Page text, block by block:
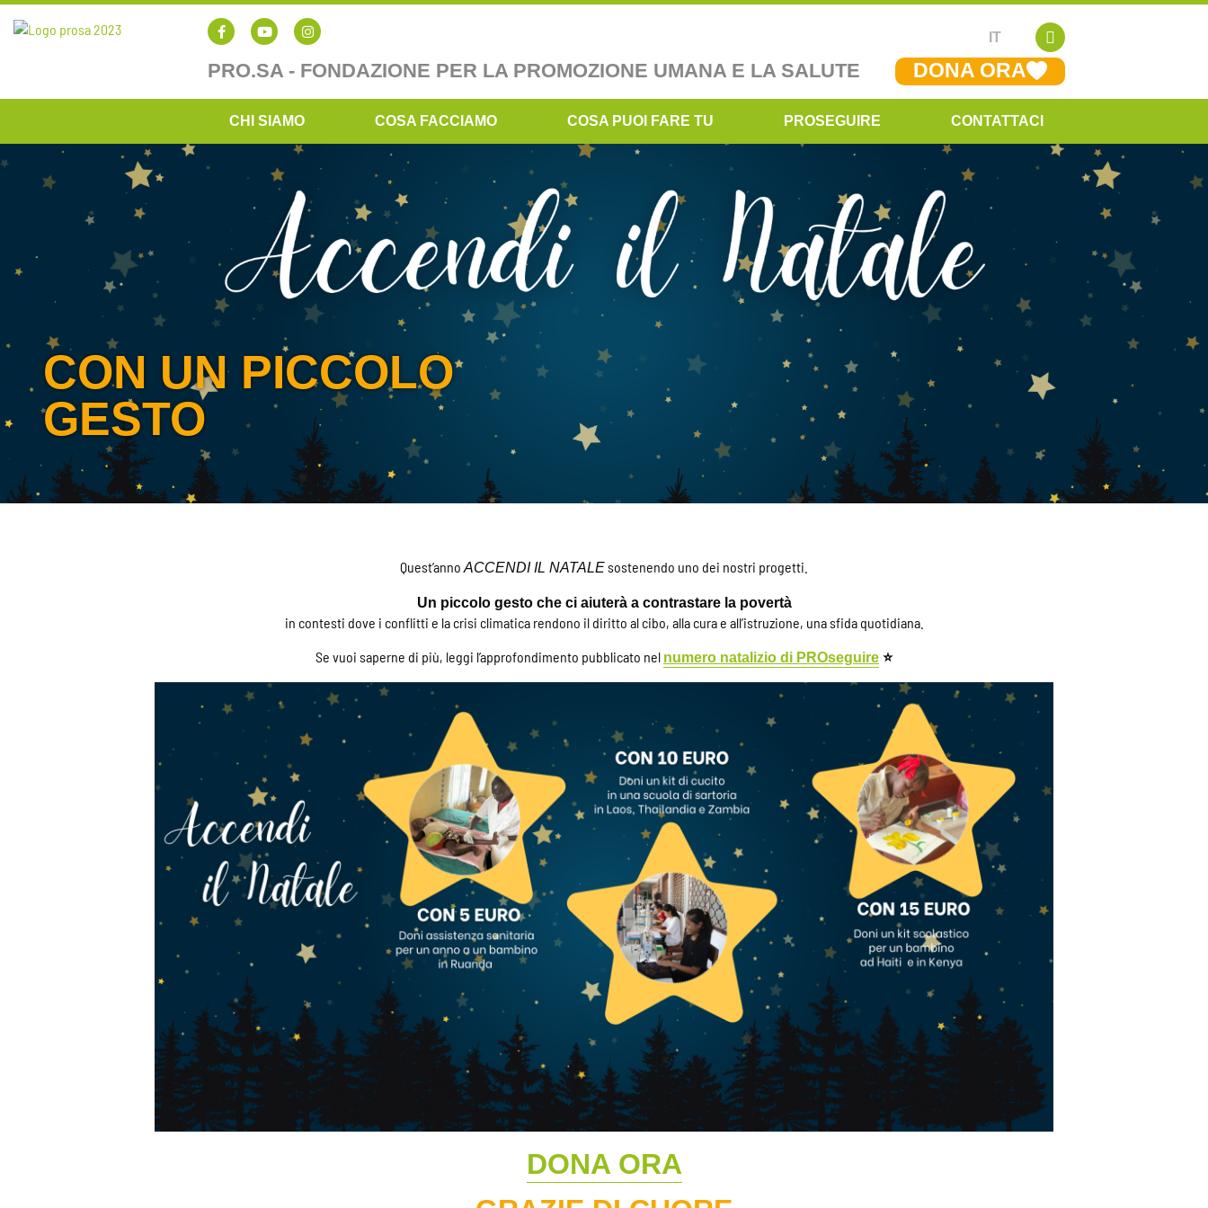
IT
PRO.SA - FONDAZIONE PER LA PROMOZIONE UMANA E LA SALUTE DONA ORA
CHI SIAMO COSA FACCIAMO COSA PUOI FARE TU PROSEGUIRE CONTATTACI
CON UN PICCOLO
GESTO
Quest’anno ACCENDI IL NATALEsostenendo uno dei nostri progetti.
Un piccolo gesto che ci aiuterà a contrastare la povertà
in contesti dove i conflitti e la crisi climatica rendono il diritto al cibo, alla cura e all’istruzione, una sfida quotidiana.
Se vuoi saperne di più, leggi l’approfondimento pubblicato nel numero natalizio di PROseguire ⭐
DONA ORA